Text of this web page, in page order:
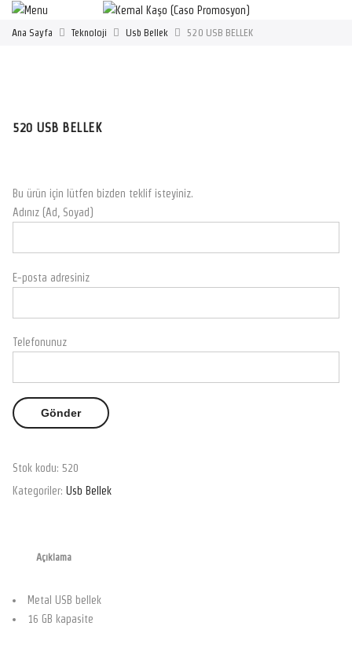
Ana Sayfa Teknoloji Usb Bellek 520 USB BELLEK
520 USB BELLEK
Bu ürün için lütfen bizden teklif isteyiniz.
Adınız (Ad, Soyad)
E-posta adresiniz
Telefonunuz
Stok kodu: 520
Kategoriler: Usb Bellek
Açıklama
Metal USB bellek
16 GB kapasite